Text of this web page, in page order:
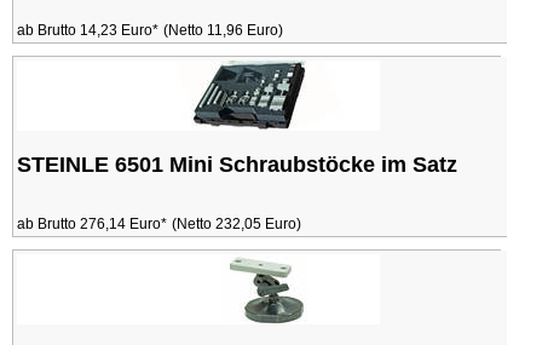
ab Brutto 14,23 Euro* (Netto 11,96 Euro)
STEINLE 6501 Mini Schraubstöcke im Satz
ab Brutto 276,14 Euro* (Netto 232,05 Euro)